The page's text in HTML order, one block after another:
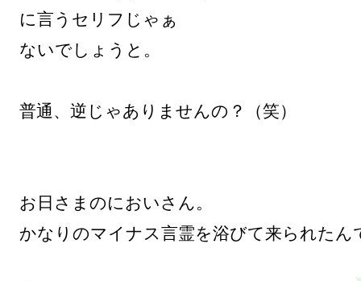
に言うセリフじゃぁ
ないでしょうと。
普通、逆じゃありませんの？（笑）
お日さまのにおいさん。
かなりのマイナス言霊を浴びて来られたん